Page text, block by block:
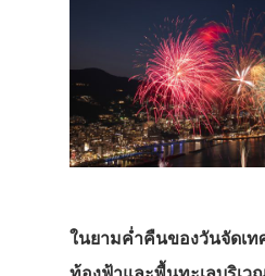
ในยามค่ำคืนของวันจัดเ